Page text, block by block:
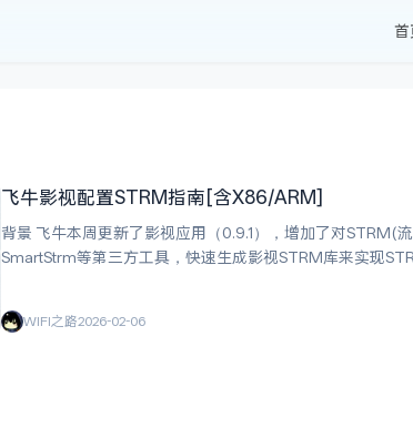
首
飞牛影视配置STRM指南[含X86/ARM]
背景 飞牛本周更新了影视应用（0.9.1），增加了对STRM(
SmartStrm等第三方工具，快速生成影视STRM库来实现STRM的兼容和播放
WIFI之路2026-02-06